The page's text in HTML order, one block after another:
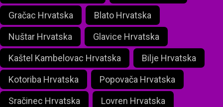
Gračac Hrvatska Blato Hrvatska
Nuštar Hrvatska Glavice Hrvatska
Kaštel Kambelovac Hrvatska Bilje Hrvatska
Kotoriba Hrvatska Popovača Hrvatska
Sračinec Hrvatska Lovren Hrvatska